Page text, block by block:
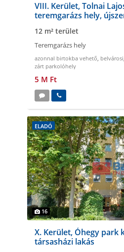
VIII. Kerület, Tolnai
teremgarázs hely,
12 m² terület
Teremgarázs hely
azonnal birtokba vehető, belvárosi,
zárt parkolóhely
5 M Ft
ELADÓ
16
X. Kerület, Óhegy park
társasházi lakás